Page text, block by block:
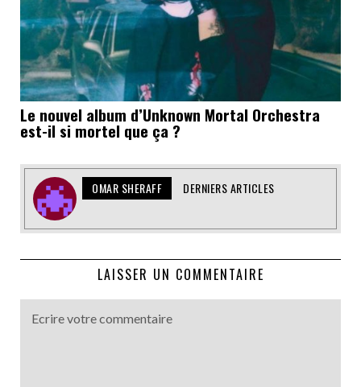
Le nouvel album d’Unknown Mortal Orchestra
est-il si mortel que ça ?
OMAR SHERAFF DERNIERS ARTICLES
LAISSER UN COMMENTAIRE